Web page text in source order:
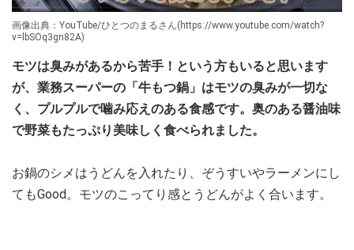
画像出典：YouTube/ひとつのまるさん(https://www.youtube.com/watch?
v=lbSOq3gn82A)
モツは臭みがあるから苦手！という方もいると思います
が、業務スーパーの「牛もつ鍋」はモツの臭みが一切な
く、プルプルで噛み応えのある食感です。奥のある醤油味
で野菜もたっぷり美味しく食べられました。
お鍋のシメはうどんを入れたり、ぞうすいやラーメンにし
てもGood。モツのこってり感とうどんがよく合います。